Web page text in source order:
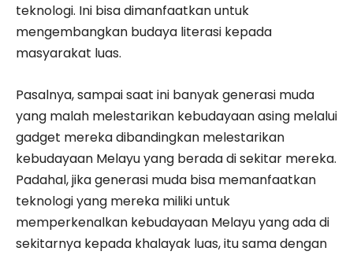
teknologi. Ini bisa dimanfaatkan untuk
mengembangkan budaya literasi kepada
masyarakat luas.
Pasalnya, sampai saat ini banyak generasi muda
yang malah melestarikan kebudayaan asing melalui
gadget mereka dibandingkan melestarikan
kebudayaan Melayu yang berada di sekitar mereka.
Padahal, jika generasi muda bisa memanfaatkan
teknologi yang mereka miliki untuk
memperkenalkan kebudayaan Melayu yang ada di
sekitarnya kepada khalayak luas, itu sama dengan